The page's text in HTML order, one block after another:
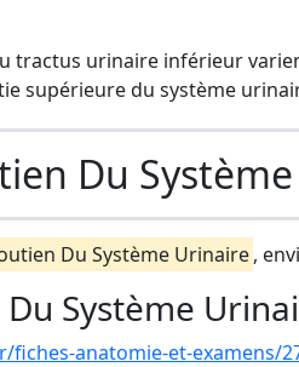
tractus urinaire inférieur
supérieure du système
Du
Du Système Urinaire,
Système
anatomie-et-examens/